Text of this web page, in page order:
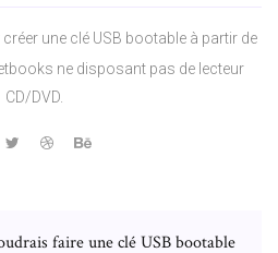
une clé USB bootable à partir de
ne disposant pas de lecteur
CD/DVD.
faire une clé USB bootable